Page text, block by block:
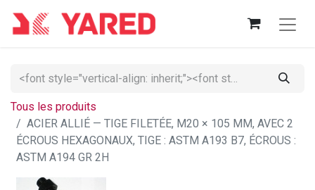
Tous les produits
ACIER ALLIÉ — TIGE FILETÉE, M20 × 105 MM, AVEC 2
ÉCROUS HEXAGONAUX, TIGE : ASTM A193 B7, ÉCROUS :
ASTM A194 GR 2H